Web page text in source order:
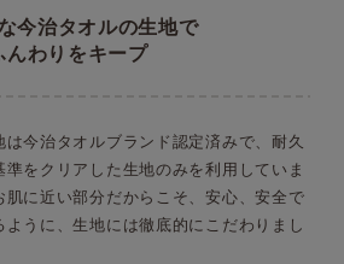
今治タオルの生地で
んわりをキープ
今治タオルブランド認定済みで、耐久
をクリアした生地のみを利用していま
に近い部分だからこそ、安心、安全で
うに、生地には徹底的にこだわりまし